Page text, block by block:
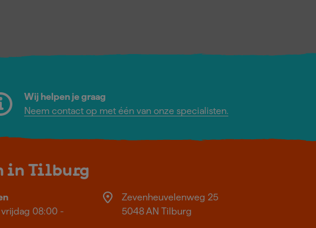
Wij helpen je graag
Neem contact op met één van onze specialisten.
in Tilburg
08:00 -
Zevenheuvelenweg 25
5048 AN Tilburg